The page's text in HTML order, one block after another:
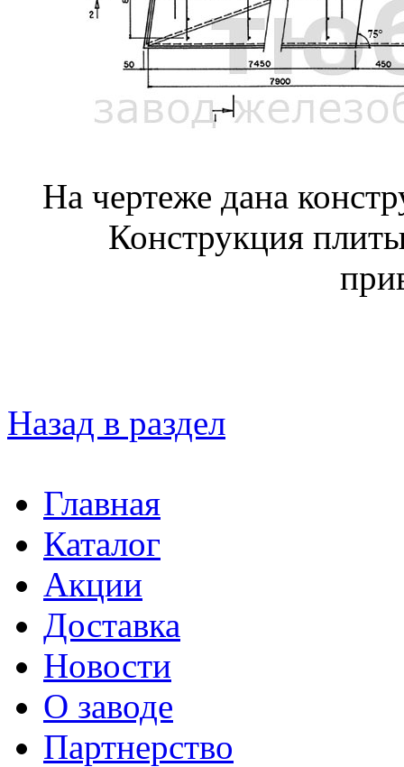
На чертеже дана
Конструкция
Назад в раздел
Главная
Каталог
Акции
Доставка
Новости
О заводе
Партнерство